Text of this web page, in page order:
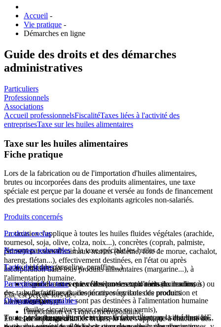
Accueil -
Vie pratique -
Démarches en ligne
Guide des droits et des démarches
administratives
Particuliers
Professionnels
Associations
Accueil professionnelsFiscalitéTaxes liées à l'activité des
entreprisesTaxe sur les huiles alimentaires
Taxe sur les huiles alimentaires
Fiche pratique
Lors de la fabrication ou de l'importation d'huiles alimentaires,
brutes ou incorporées dans des produits alimentaires, une taxe
spéciale est perçue par la douane et versée au fonds de financement
des prestations sociales des exploitants agricoles non-salariés.
Produits concernés
La taxation s'applique à toutes les huiles fluides végétales (arachide,
tournesol, soja, olive, colza, noix...), concrètes (coprah, palmiste,
palme) ou issues d'animaux marins (baleine, foie de morue, cachalot,
hareng, flétan...), effectivement destinées, en l'état ou après
incorporation dans tous produits alimentaires (margarine...), à
l'alimentation humaine.
Elle est perçue lors de :
l'importation en France métropolitaine,
Produits exclus
Ne sont pas soumises à la taxe spéciale les huiles :
minérales (vaseline, paraffine...)
animales autres que celles provenant d'animaux marins,
végétales qui ne sont pas destinées à l'alimentation humaine
(huiles siccatives pour peintures ou vernis),
Personnes redevables
La taxe est due par :
les producteurs et les fabricants : exploitants de moulins à
huile, raffineurs, coopératives agricoles de production et
récoltants,
les importateurs.
Tarifs de la taxe
La taxe spéciale est recouvrée selon des taux réels (huiles brutes) ou
des taux forfaitaires (huiles incorporées dans des produits
alimentaires).
En cas de mélange d'huiles brutes, la taxe s'applique à chacune des
Perception de la taxe
La taxe est perçue :
par la douane lors de en provenance d'un pays situé hors UE,
Obligations comptables
Toute personne qui intervient dans la fabrication ou la distribution